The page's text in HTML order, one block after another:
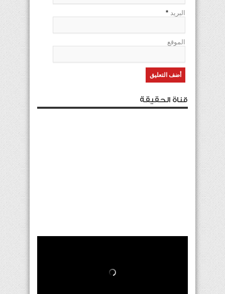
البريد *
الموقع
قناة الحقيقة